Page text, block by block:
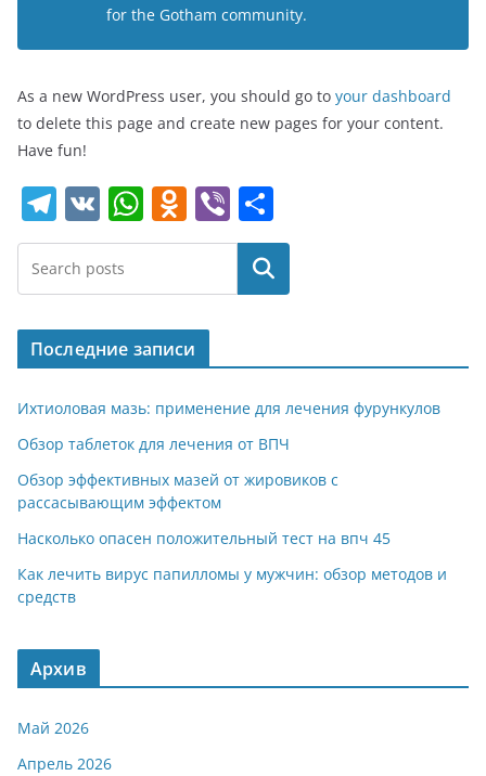
for the Gotham community.
As a new WordPress user, you should go to your dashboard
to delete this page and create new pages for your content.
Have fun!
T
el
e
gr
a
m
V
K
W
h
s
A
p
p
O
d
o
kl
a
ss
ni
ki
Vi
b
er
т
п
р
в
и
т
ь
Поиск
Последние записи
Ихтиоловая мазь: применение для лечения фурункулов
Обзор таблеток для лечения от ВПЧ
Обзор эффективных мазей от жировиков с
рассасывающим эффектом
Насколько опасен положительный тест на впч 45
Как лечить вирус папилломы у мужчин: обзор методов и
средств
Архив
Май 2026
Апрель 2026